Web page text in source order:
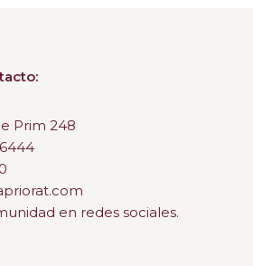
Prim 248
en redes sociales.